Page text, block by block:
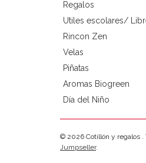
Regalos
Utiles escolares/
Rincon Zen
Velas
Piñatas
Aromas Biogreen
Día del Niño
© 2026 Cotillón y regalos .
Jumpseller.